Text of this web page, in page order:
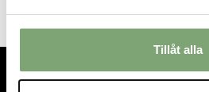
Tillåt alla